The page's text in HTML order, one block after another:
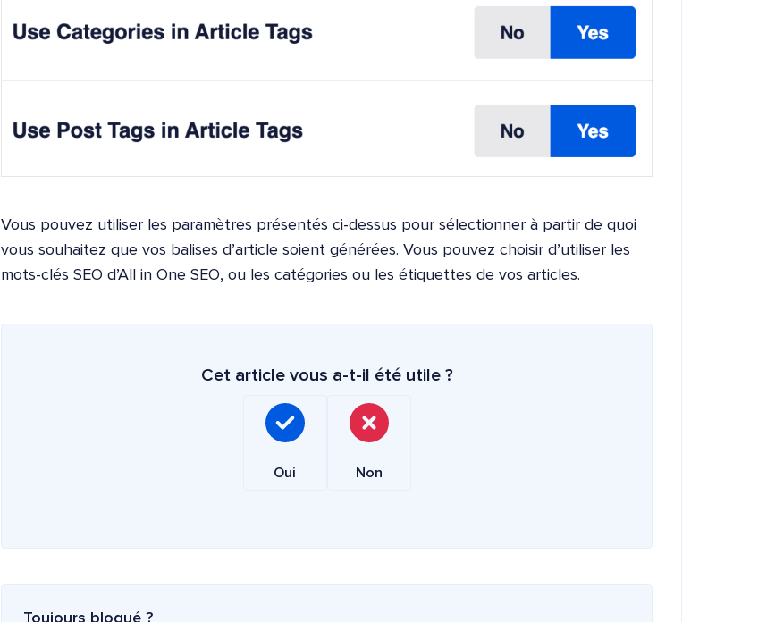
Vous pouvez utiliser les paramètres présentés ci-dessus pour sélectionner à partir de quoi
vous souhaitez que vos balises d’article soient générées. Vous pouvez choisir d’utiliser les
mots-clés SEO d’All in One SEO, ou les catégories ou les étiquettes de vos articles.
Cet article vous a-t-il été utile ?
Oui Non
Toujours bloqué ?